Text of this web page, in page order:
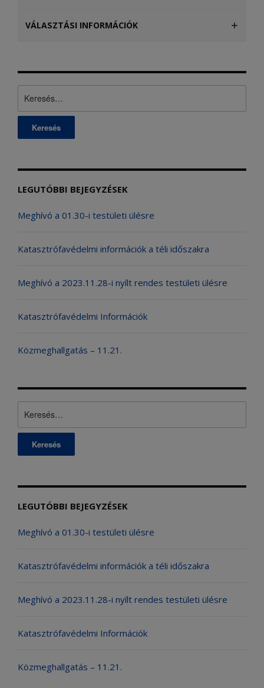
VÁLASZTÁSI INFORMÁCIÓK
LEGUTÓBBI BEJEGYZÉSEK
Meghívó a 01.30-i testületi ülésre
Katasztrófavédelmi információk a téli időszakra
Meghívó a 2023.11.28-i nyílt rendes testületi ülésre
Katasztrófavédelmi Információk
Közmeghallgatás – 11.21.
LEGUTÓBBI BEJEGYZÉSEK
Meghívó a 01.30-i testületi ülésre
Katasztrófavédelmi információk a téli időszakra
Meghívó a 2023.11.28-i nyílt rendes testületi ülésre
Katasztrófavédelmi Információk
Közmeghallgatás – 11.21.